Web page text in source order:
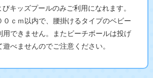
キッズプールのみご利用になれます。
０ｃｍ以内で、腰掛けるタイプのベビー
用できません。またビーチボールは投げ
べませんのでご注意ください。